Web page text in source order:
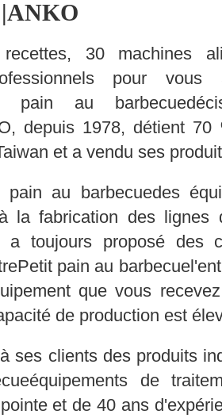
30 machines
pour
pain au
depuis 1978, détient
et a vendu ses
pain au barbecuedes
la fabrication des lignes
a toujours proposé des
pain au
que vous
de production est
ses clients des produits
de
et de 40 ans